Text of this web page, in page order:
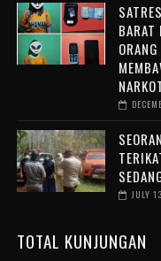
JULY
TOTAL KUNJUNGAN